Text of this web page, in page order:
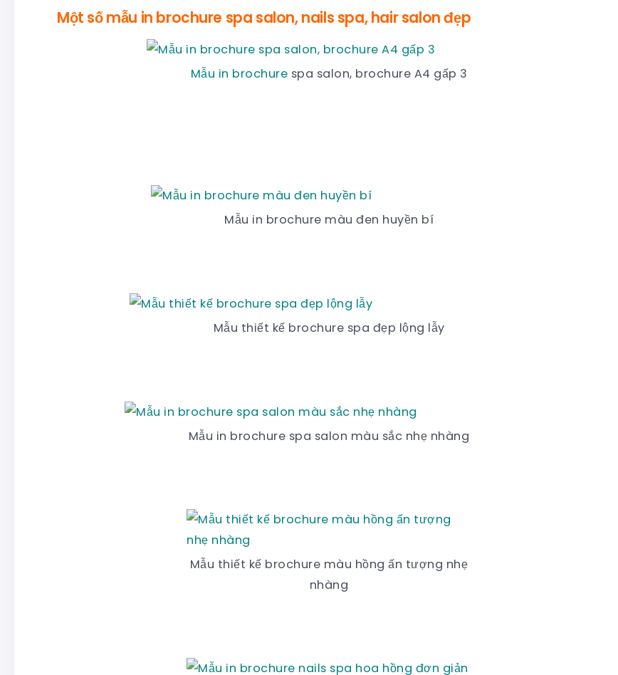
Một số mẫu in brochure spa salon, nails spa, hair salon đẹp
Mẫu in brochure spa salon, brochure A4 gấp 3
Mẫu in brochure màu đen huyền bí
Mẫu thiết kế brochure spa đẹp lộng lẫy
Mẫu in brochure spa salon màu sắc nhẹ nhàng
Mẫu thiết kế brochure màu hồng ấn tượng nhẹ
nhàng